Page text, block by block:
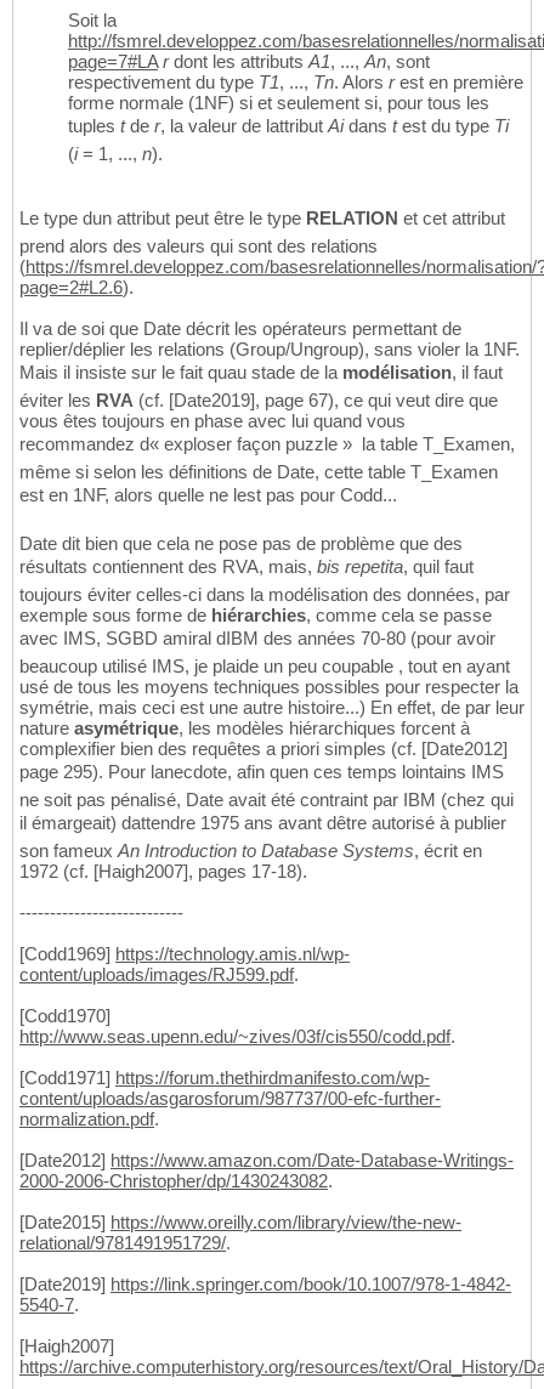
Soit la
http://fsmrel.developpez.com/basesrelationnelles/
page=7#LA rdont les attributsA1, ...,An, sont
respectivement du type T1, ..., Tn. Alors rest en première
forme normale (1NF) si et seulement si, pour tous les
tuples tde r, la valeur de lattributAidans test du type Ti
(i= 1, ..., n).
Le type dun attribut peut être le type RELATION et cet attribut
prend alors des valeurs qui sont des relations
(https://fsmrel.developpez.com/basesrelationnelles/normalisation/
page=2#L2.6).
Il va de soi que Date décrit les opérateurs permettant de
replier/déplier les relations (Group/Ungroup), sans violer la 1NF.
Mais il insiste sur le fait quau stade de la modélisation, il faut
éviter les RVA (cf. [Date2019], page 67), ce qui veut dire que
vous êtes toujours en phase avec lui quand vous
recommandez d« exploser façon puzzle » la table T_Examen,
même si selon les définitions de Date, cette table T_Examen
est en 1NF, alors quelle ne lest pas pour Codd...
Date dit bien que cela ne pose pas de problème que des
résultats contiennent des RVA, mais, bis repetita, quil faut
toujours éviter celles-ci dans la modélisation des données, par
exemple sous forme de hiérarchies, comme cela se passe
avec IMS, SGBD amiral dIBM des années 70-80 (pour avoir
beaucoup utilisé IMS, je plaide un peu coupable , tout en ayant
usé de tous les moyens techniques possibles pour respecter la
symétrie, mais ceci est une autre histoire...) En effet, de par leur
nature asymétrique, les modèles hiérarchiques forcent à
complexifier bien des requêtes a priori simples (cf. [Date2012]
page 295). Pour lanecdote, afin quen ces temps lointains IMS
ne soit pas pénalisé, Date avait été contraint par IBM (chez qui
il émargeait) dattendre 1975 ans avant dêtre autorisé à publier
son fameuxAn Introduction to Database Systems, écrit en
1972 (cf. [Haigh2007], pages 17-18).
---------------------------
[Codd1969] https://technology.amis.nl/wp-
content/uploads/images/RJ599.pdf.
[Codd1970]
http://www.seas.upenn.edu/~zives/03f/cis550/codd.pdf.
[Codd1971] https://forum.thethirdmanifesto.com/wp-
content/uploads/asgarosforum/987737/00-efc-further-
normalization.pdf.
[Date2012] https://www.amazon.com/Date-Database-Writings-
2000-2006-Christopher/dp/1430243082.
[Date2015] https://www.oreilly.com/library/view/the-new-
relational/9781491951729/.
[Date2019] https://link.springer.com/book/10.1007/978-1-4842-
5540-7.
[Haigh2007]
https://archive.computerhistory.org/resources/text/Oral_History/